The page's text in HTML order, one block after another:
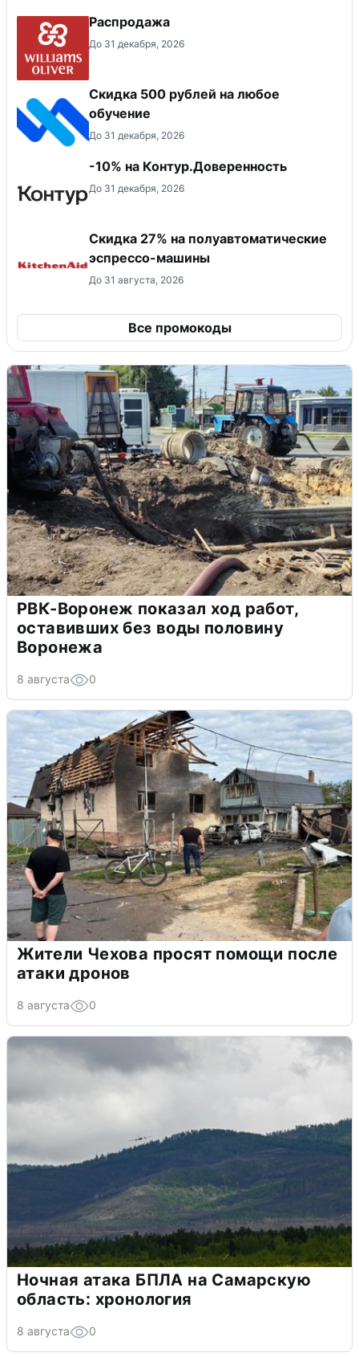
Распродажа
До 31 декабря, 2026
Скидка 500 рублей на любое
обучение
До 31 декабря, 2026
-10% на Контур.Доверенность
До 31 декабря, 2026
Скидка 27% на полуавтоматические
эспрессо-машины
До 31 августа, 2026
Все промокоды
РВК-Воронеж показал ход работ,
оставивших без воды половину
Воронежа
8 августа 0
Жители Чехова просят помощи после
атаки дронов
8 августа 0
Ночная атака БПЛА на Самарскую
область: хронология
8 августа 0